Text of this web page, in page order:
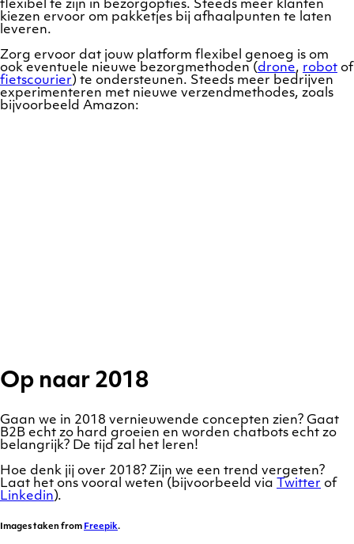
flexibel te zijn in bezorgopties. Steeds meer klanten
kiezen ervoor om pakketjes bij afhaalpunten te laten
leveren.
Zorg ervoor dat jouw platform flexibel genoeg is om
ook eventuele nieuwe bezorgmethoden (drone, robot of
fietscourier) te ondersteunen. Steeds meer bedrijven
experimenteren met nieuwe verzendmethodes, zoals
bijvoorbeeld Amazon:
Op naar 2018
Gaan we in 2018 vernieuwende concepten zien? Gaat
B2B echt zo hard groeien en worden chatbots echt zo
belangrijk? De tijd zal het leren!
Hoe denk jij over 2018? Zijn we een trend vergeten?
Laat het ons vooral weten (bijvoorbeeld via Twitter of
Linkedin).
Images taken from Freepik.